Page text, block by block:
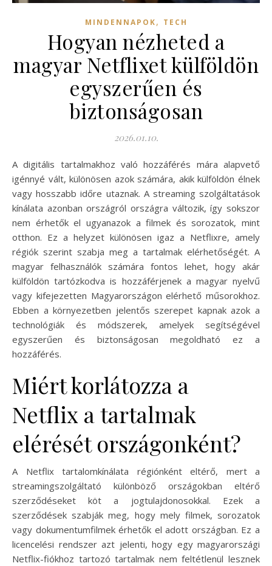
MINDENNAPOK, TECH
Hogyan nézheted a
magyar Netflixet külföldön
egyszerűen és
biztonságosan
2026.01.10.
A digitális tartalmakhoz való hozzáférés mára alapvető
igénnyé vált, különösen azok számára, akik külföldön élnek
vagy hosszabb időre utaznak. A streaming szolgáltatások
kínálata azonban országról országra változik, így sokszor
nem érhetők el ugyanazok a filmek és sorozatok, mint
otthon. Ez a helyzet különösen igaz a Netflixre, amely
régiók szerint szabja meg a tartalmak elérhetőségét. A
magyar felhasználók számára fontos lehet, hogy akár
külföldön tartózkodva is hozzáférjenek a magyar nyelvű
vagy kifejezetten Magyarországon elérhető műsorokhoz.
Ebben a környezetben jelentős szerepet kapnak azok a
technológiák és módszerek, amelyek segítségével
egyszerűen és biztonságosan megoldható ez a
hozzáférés.
Miért korlátozza a
Netflix a tartalmak
elérését országonként?
A Netflix tartalomkínálata régiónként eltérő, mert a
streamingszolgáltató különböző országokban eltérő
szerződéseket köt a jogtulajdonosokkal. Ezek a
szerződések szabják meg, hogy mely filmek, sorozatok
vagy dokumentumfilmek érhetők el adott országban. Ez a
licencelési rendszer azt jelenti, hogy egy magyarországi
Netflix-fiókhoz tartozó tartalmak nem feltétlenül lesznek